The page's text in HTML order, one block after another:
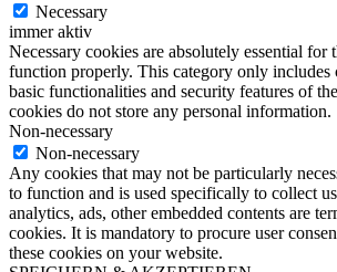
Necessary
immer aktiv
Necessary cookies are absolutely essential for
function properly. This category only includes
basic functionalities and security features of
cookies do not store any personal information.
Non-necessary
Non-necessary
Any cookies that may not be particularly
to function and is used specifically to collect
analytics, ads, other embedded contents are
cookies. It is mandatory to procure user
these cookies on your website.